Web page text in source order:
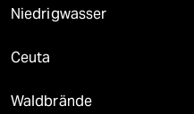
Niedrigwasser
Ceuta
Waldbrände